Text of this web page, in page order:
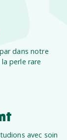
dans notre
perle rare
avec soin